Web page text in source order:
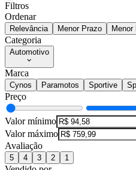
Filtros
Ordenar
Relevância Menor Prazo Menor
Categoria
Automotivo
Marca
Cynos Paramotos Sportive
Preço
Valor mínimo
Valor máximo
Avaliação
5 4 3 2 1